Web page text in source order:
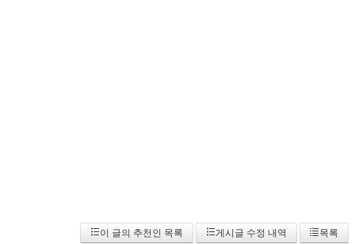
이 글의 추천인 목록 게시글 수정 내역 목록